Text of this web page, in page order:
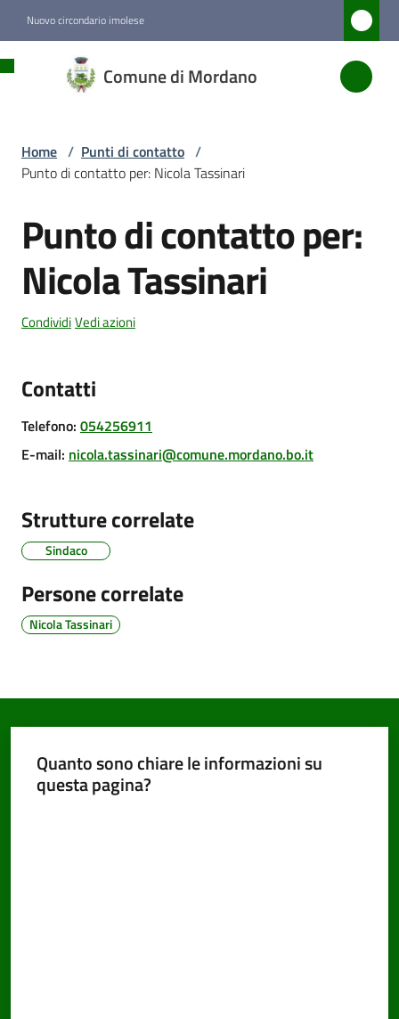
Nuovo circondario imolese
Comune di Mordano
di
Novità
Servizi
Servizi
on-
line
Tutti
gli
Seguici
Home / Punti di contatto /
Punto di contatto per: Nicola Tassinari
Salta al contenuto
Punto di contatto per:
Nicola Tassinari
CondividiVedi azioni
Contatti
Telefono: 054256911
E-mail: nicola.tassinari@comune.mordano.bo.it
Strutture correlate
Sindaco
Persone correlate
Nicola Tassinari
Quanto sono chiare le informazioni su
questa pagina?